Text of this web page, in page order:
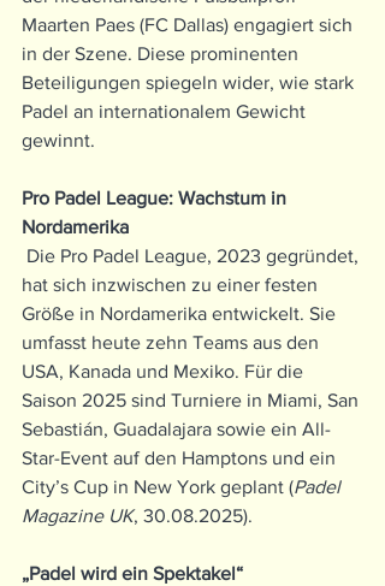
Maarten Paes (FC Dallas) engagiert sich
in der Szene. Diese prominenten
Beteiligungen spiegeln wider, wie stark
Padel an internationalem Gewicht
gewinnt.
Pro Padel League: Wachstum in
Nordamerika
Die Pro Padel League, 2023 gegründet,
hat sich inzwischen zu einer festen
Größe in Nordamerika entwickelt. Sie
umfasst heute zehn Teams aus den
USA, Kanada und Mexiko. Für die
Saison 2025 sind Turniere in Miami, San
Sebastián, Guadalajara sowie ein All-
Star-Event auf den Hamptons und ein
City’s Cup in New York geplant (Padel
Magazine UK, 30.08.2025).
„Padel wird ein Spektakel“